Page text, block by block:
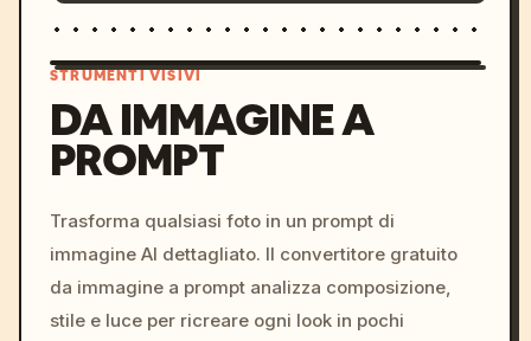
colors, 8k --v 6.0
STRUMENTI VISIVI
DA IMMAGINE A
PROMPT
Trasforma qualsiasi foto in un prompt di
immagine AI dettagliato. Il convertitore gratuito
da immagine a prompt analizza composizione,
stile e luce per ricreare ogni look in pochi